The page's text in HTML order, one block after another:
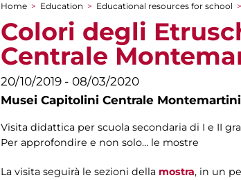
You are here
Home > Education > Educational resources for school >
Colori degli
Centrale
20/10/2019 - 08/03/2020
Musei Capitolini Centrale Montemartini
Visita didattica per scuola secondaria di I e II
Per approfondire e non solo… le mostre
La visita seguirà le sezioni della mostra, in un